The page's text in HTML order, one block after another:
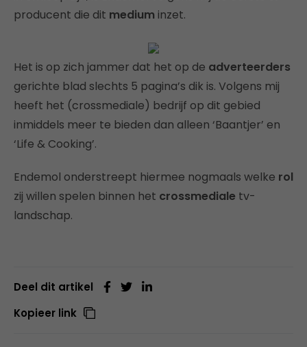
producent die dit medium inzet.
Het is op zich jammer dat het op de adverteerders
gerichte blad slechts 5 pagina’s dik is. Volgens mij
heeft het (crossmediale) bedrijf op dit gebied
inmiddels meer te bieden dan alleen ‘Baantjer’ en
‘Life & Cooking’.
Endemol onderstreept hiermee nogmaals welke rol
zij willen spelen binnen het crossmediale tv-
landschap.
Deel dit artikel
Kopieer link